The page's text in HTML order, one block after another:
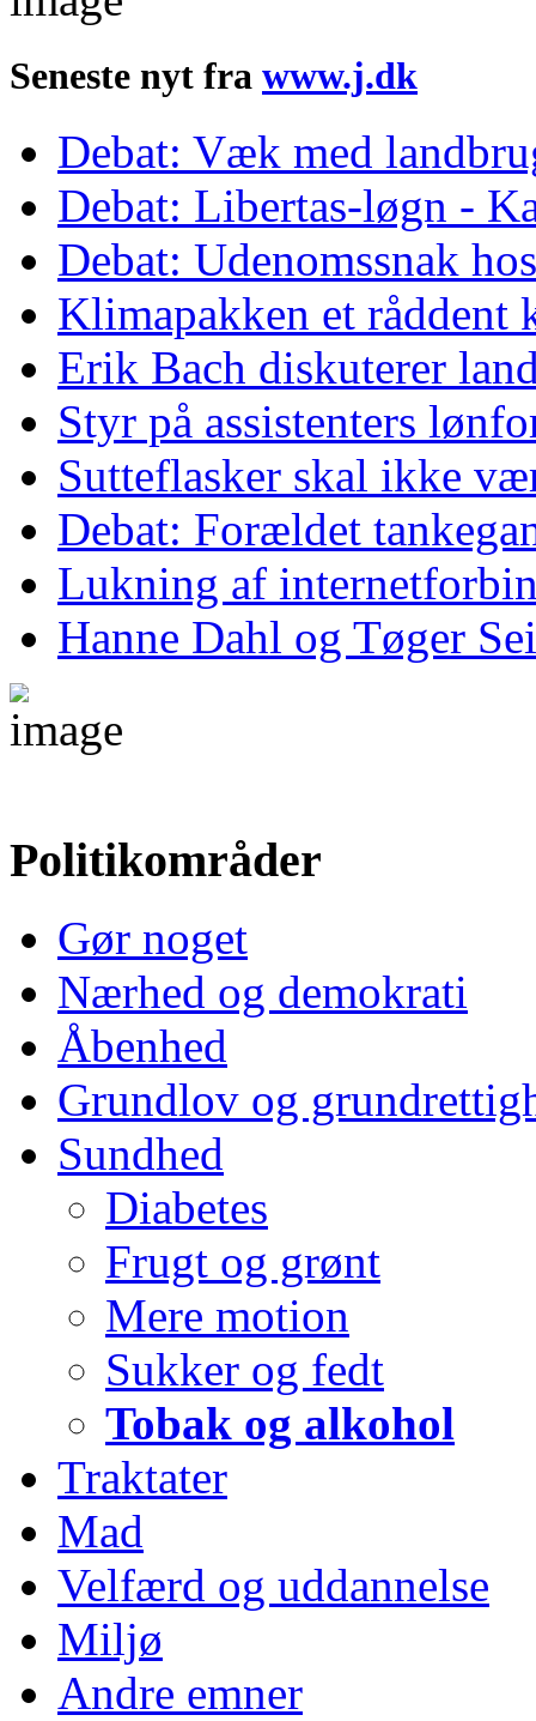
Seneste nyt fra www.j.dk
Debat: Væk med
Debat: Libertas-løgn -
Debat: Udenomssnak
Klimapakken et råddent
Erik Bach diskuterer
Styr på assistenters
Sutteflasker skal ikke
Debat: Forældet
Lukning af
Hanne Dahl og Tøger
Politikområder
Gør noget
Nærhed og demokrati
Åbenhed
Grundlov og
Sundhed
Diabetes
Frugt og grønt
Mere motion
Sukker og fedt
Tobak og alkohol
Traktater
Mad
Velfærd og uddannelse
Miljø
Andre emner